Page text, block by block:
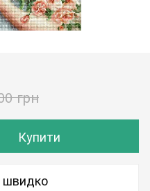
грн
Купити